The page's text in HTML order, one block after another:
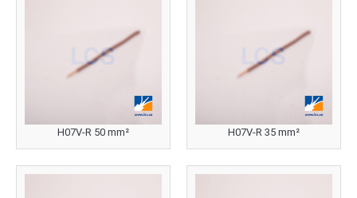
H07V-R 50 mm² H07V-R 35 mm²